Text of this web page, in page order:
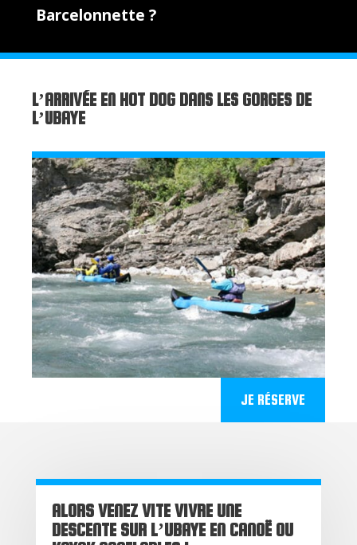
Barcelonnette ?
L’ARRIVÉE EN HOT DOG DANS LES GORGES DE
L’UBAYE
JE RÉSERVE
ALORS VENEZ VITE VIVRE UNE
DESCENTE SUR L’UBAYE EN CANOË OU